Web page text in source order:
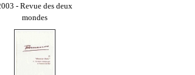
- Revue des deux
mondes